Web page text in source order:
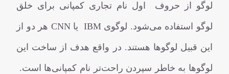
لوگو از حروف اول نام تجاری کمپانی برای خلق
لوگو استفاده می‌شود. لوگوی IBM یا CNN هر دو از
این قبیل لوگوها هستند. در واقع هدف از ساخت این
لوگوها به خاطر سپردن راحت‌تر نام کمپانی‌ها است.